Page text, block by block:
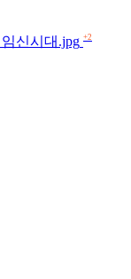
신시대.jpg +2